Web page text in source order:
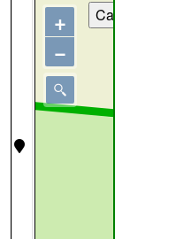
+
−
Cartes